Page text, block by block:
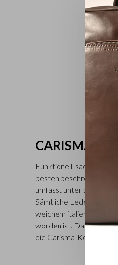
CARISMA
Funktionell, sachlich
besten beschreiben.
umfasst unter anderem
Sämtliche Lederwaren
weichem italienischen
worden ist. Dank der
die Carisma-Kollektion